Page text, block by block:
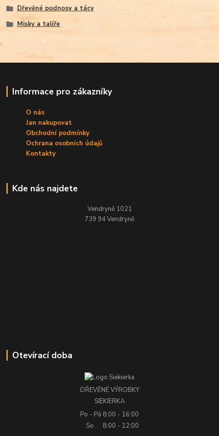
Dřevěné podnosy a tácy
Misky a talíře
Informace pro zákazníky
O nás
Jan nakupovat
Obchodní podmínky
Ochrana osobních údajů
Kontakty
Kde nás najdete
Vendryně 1021
739 94 Vendryně
Otevírací doba
DŘEVĚNÉ VÝROBKY
SIEKIERKA
Po - Pá 8:00 - 16:00
So
8:00 - 12:00